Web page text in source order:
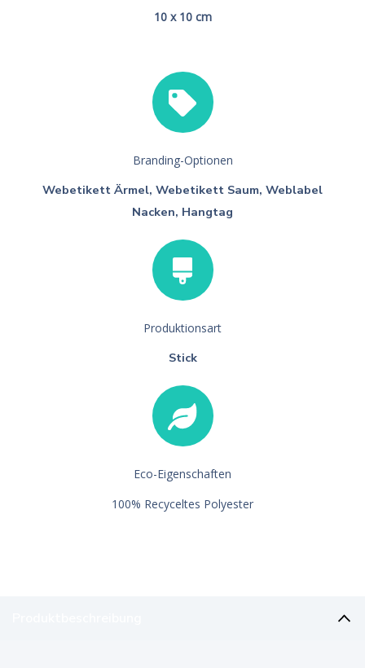
10 x 10 cm
Branding-Optionen
Webetikett Ärmel, Webetikett Saum, Weblabel
Nacken, Hangtag
Produktionsart
Stick
Eco-Eigenschaften
100% Recyceltes Polyester